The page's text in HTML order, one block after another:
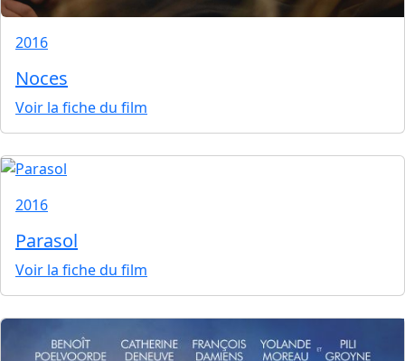
2016
Noces
Voir la fiche du film
2016
Parasol
Voir la fiche du film